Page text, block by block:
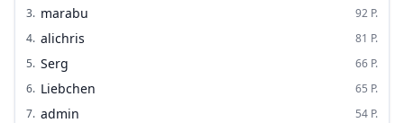
3. marabu 92 P.
4. alichris 81 P.
5. Serg 66 P.
6. Liebchen 65 P.
7. admin 54 P.